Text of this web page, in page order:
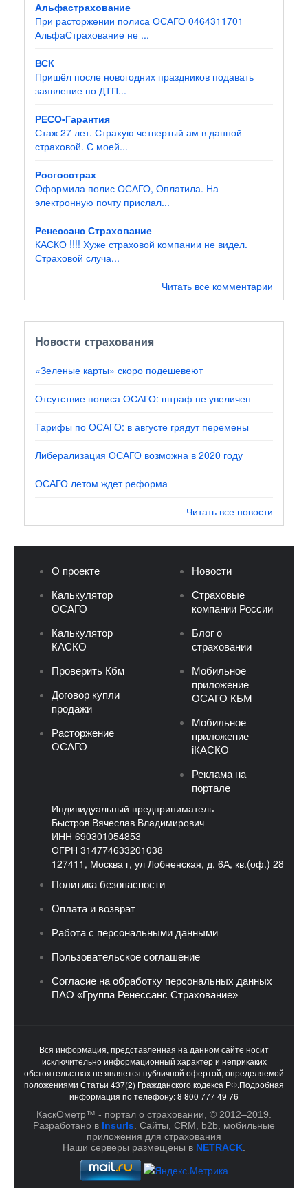
Альфастрахование
При расторжении полиса ОСАГО 0464311701
АльфаСтрахование не ...
ВСК
Пришёл после новогодних праздников подавать
заявление по ДТП...
РЕСО-Гарантия
Стаж 27 лет. Страхую четвертый ам в данной
страховой. С моей...
Росгосстрах
Оформила полис ОСАГО, Оплатила. На
электронную почту прислал...
Ренессанс Страхование
КАСКО !!!! Хуже страховой компании не видел.
Страховой случа...
Читать все комментарии
Новости страхования
«Зеленые карты» скоро подешевеют
Отсутствие полиса ОСАГО: штраф не увеличен
Тарифы по ОСАГО: в августе грядут перемены
Либерализация ОСАГО возможна в 2020 году
ОСАГО летом ждет реформа
Читать все новости
О проекте
Калькулятор
ОСАГО
Калькулятор
КАСКО
Проверить Кбм
Договор купли
продажи
Расторжение
ОСАГО
Новости
Страховые
компании России
Блог о
страховании
Мобильное
приложение
ОСАГО КБМ
Мобильное
приложение
iКАСКО
Реклама на
портале
Индивидуальный предприниматель
Быстров Вячеслав Владимирович
ИНН 690301054853
ОГРН 314774633201038
127411, Москва г, ул Лобненская, д. 6А, кв.(оф.) 28
Политика безопасности
Оплата и возврат
Работа с персональными данными
Пользовательское соглашение
Согласие на обработку персональных данных
ПАО «Группа Ренессанс Страхование»
Вся информация, представленная на данном сайте носит
исключительно информационный характер и неприкаких
обстоятельствах не является публичной офертой, определяемой
положениями Статьи 437(2) Гражданского кодекса РФ.Подробная
информация по телефону: 8 800 777 49 76
КаскОметр™ - портал о страховании, © 2012–2019.
Разработано в InsurIs . Cайты, CRM, b2b, мобильные
приложения для страхования
Наши серверы размещены в NETRACK